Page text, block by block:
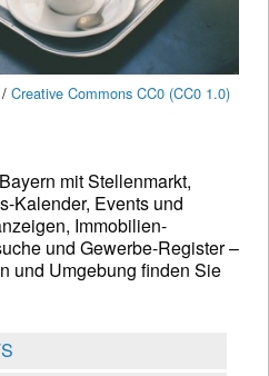
Creative Commons CC0 (CC0 1.0)
mit Stellenmarkt,
Kalender, Events und
Immobilien-
und Gewerbe-Register –
und Umgebung finden Sie